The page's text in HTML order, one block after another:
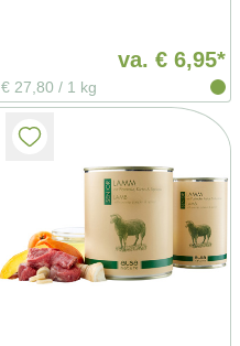
va. € 6,95*
€ 27,80 / 1 kg